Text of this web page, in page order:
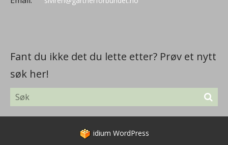
Fant du ikke det du lette etter? Prøv et nytt
søk her!
idium WordPress